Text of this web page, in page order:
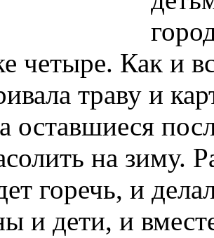
четыре. Как и
траву и
оставшиеся
на зиму.
горечь, и
и дети, и